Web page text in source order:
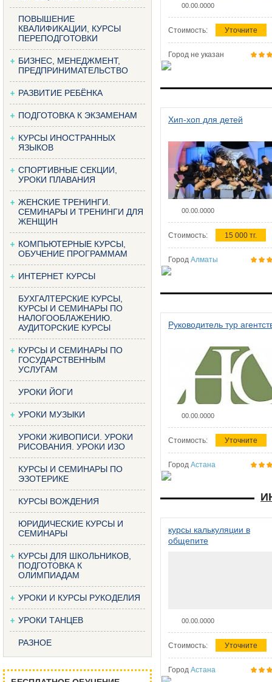
ПОВЫШЕНИЕ
КВАЛИФИКАЦИИ, КУРСЫ
ПЕРЕПОДГОТОВКИ
БИЗНЕС, МЕНЕДЖМЕНТ,
ПРЕДПРИНИМАТЕЛЬСТВО
РАЗВИТИЕ РЕБЁНКА
ПОДГОТОВКА К ЭКЗАМЕНАМ
КУРСЫ ИНОСТРАННЫХ
ЯЗЫКОВ
СПОРТИВНЫЕ СЕКЦИИ,
УРОКИ ПЛАВАНИЯ
ЖЕНСКИЕ ТРЕНИНГИ.
СЕМИНАРЫ И ТРЕНИНГИ ДЛЯ
ЖЕНЩИН
КОМПЬЮТЕРНЫЕ КУРСЫ,
ОБУЧЕНИЕ ПРОГРАММАМ
ИНТЕРНЕТ КУРСЫ
БУХГАЛТЕРСКИЕ КУРСЫ,
КУРСЫ И СЕМИНАРЫ ПО
НАЛОГООБЛАЖЕНИЮ.
АУДИТОРСКИЕ КУРСЫ
КУРСЫ И СЕМИНАРЫ ПО
ГОСУДАРСТВЕННЫМ
УСЛУГАМ
УРОКИ ЙОГИ
УРОКИ МУЗЫКИ
УРОКИ ЖИВОПИСИ. УРОКИ
РИСОВАНИЯ. УРОКИ ИЗО
КУРСЫ И СЕМИНАРЫ ПО
ЭЗОТЕРИКЕ
КУРСЫ ВОЖДЕНИЯ
ЮРИДИЧЕСКИЕ КУРСЫ И
СЕМИНАРЫ
КУРСЫ ДЛЯ ШКОЛЬНИКОВ,
ПОДГОТОВКА К
ОЛИМПИАДАМ
УРОКИ И КУРСЫ РУКОДЕЛИЯ
УРОКИ ТАНЦЕВ
РАЗНОЕ
00.00.0000
Стоимость: Уточните
Город не указан
Хип-хоп для детей
00.00.0000
Стоимость: 15 000 тг.
Город Алматы
Руководитель тур
00.00.0000
Стоимость: Уточните
Город Астана
курсы калькуляции в
общепите
00.00.0000
Стоимость: Уточните
Город Астана